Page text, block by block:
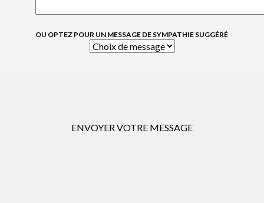
OU OPTEZ POUR UN MESSAGE DE SYMPATHIE SUGGÉRÉ
ENVOYER VOTRE MESSAGE